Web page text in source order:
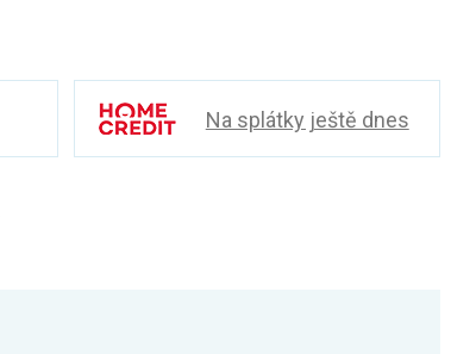
Na splátky ještě dnes